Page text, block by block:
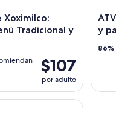
Xoximilco:
Tradicional y
$107
por adulto
y
86%
en el Parque Nacional